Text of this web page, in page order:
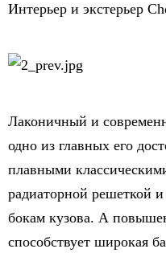
Интерьер и экстерьер
Лаконичный и
одно из главных его
плавными
радиаторной решеткой
бокам кузова. А
способствует широкая